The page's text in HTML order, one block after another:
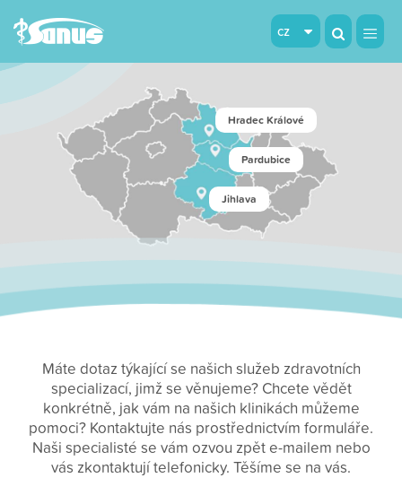
cz
Hradec Králové
Pardubice
Jihlava
Máte dotaz týkající se našich služeb zdravotních
specializací, jimž se věnujeme? Chcete vědět
konkrétně, jak vám na našich klinikách můžeme
pomoci? Kontaktujte nás prostřednictvím formuláře.
Naši specialisté se vám ozvou zpět e-mailem nebo
vás zkontaktují telefonicky. Těšíme se na vás.